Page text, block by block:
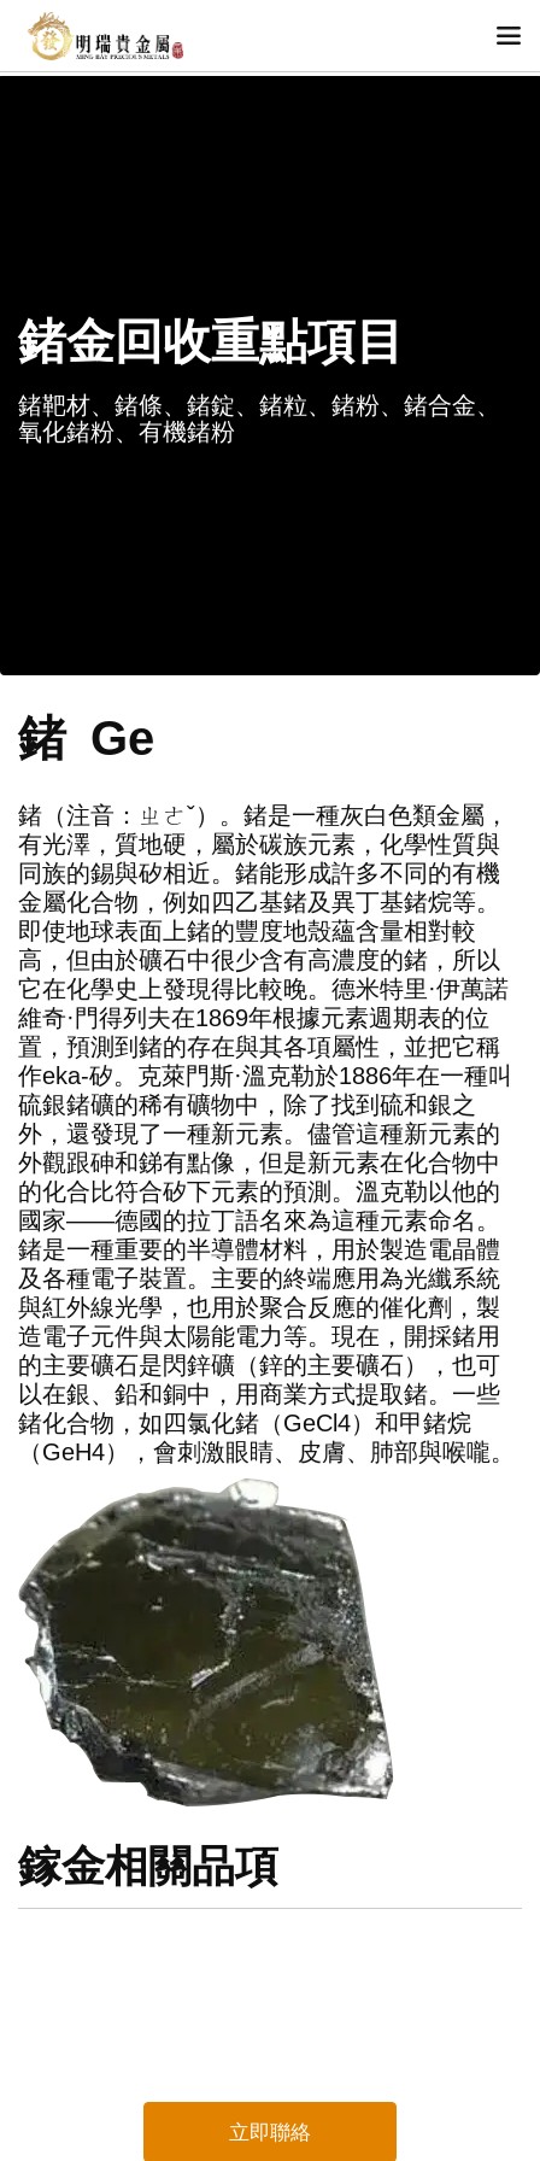
鍺金回收重點項目
鍺靶材、鍺條、鍺錠、鍺粒、鍺粉、鍺合金、
氧化鍺粉、有機鍺粉
鍺 Ge
鍺（注音：ㄓㄜˇ）。鍺是一種灰白色類金屬，
有光澤，質地硬，屬於碳族元素，化學性質與
同族的錫與矽相近。鍺能形成許多不同的有機
金屬化合物，例如四乙基鍺及異丁基鍺烷等。
即使地球表面上鍺的豐度地殼蘊含量相對較
高，但由於礦石中很少含有高濃度的鍺，所以
它在化學史上發現得比較晚。德米特里·伊萬諾
維奇·門得列夫在1869年根據元素週期表的位
置，預測到鍺的存在與其各項屬性，並把它稱
作eka-矽。克萊門斯·溫克勒於1886年在一種叫
硫銀鍺礦的稀有礦物中，除了找到硫和銀之
外，還發現了一種新元素。儘管這種新元素的
外觀跟砷和銻有點像，但是新元素在化合物中
的化合比符合矽下元素的預測。溫克勒以他的
國家——德國的拉丁語名來為這種元素命名。
鍺是一種重要的半導體材料，用於製造電晶體
及各種電子裝置。主要的終端應用為光纖系統
與紅外線光學，也用於聚合反應的催化劑，製
造電子元件與太陽能電力等。現在，開採鍺用
的主要礦石是閃鋅礦（鋅的主要礦石），也可
以在銀、鉛和銅中，用商業方式提取鍺。一些
鍺化合物，如四氯化鍺（GeCl4）和甲鍺烷
（GeH4），會刺激眼睛、皮膚、肺部與喉嚨。
鎵金相關品項
立即聯絡